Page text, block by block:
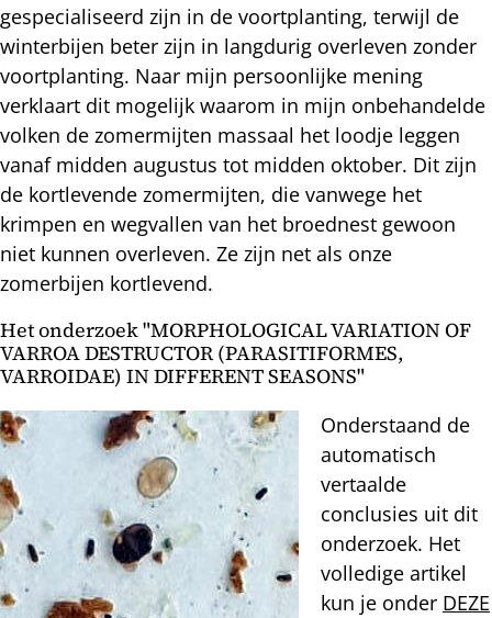
gespecialiseerd zijn in de voortplanting, terwijl de
winterbijen beter zijn in langdurig overleven zonder
voortplanting. Naar mijn persoonlijke mening
verklaart dit mogelijk waarom in mijn onbehandelde
volken de zomermijten massaal het loodje leggen
vanaf midden augustus tot midden oktober. Dit zijn
de kortlevende zomermijten, die vanwege het
krimpen en wegvallen van het broednest gewoon
niet kunnen overleven. Ze zijn net als onze
zomerbijen kortlevend.
Het onderzoek "MORPHOLOGICAL VARIATION OF
VARROA DESTRUCTOR (PARASITIFORMES,
VARROIDAE) IN DIFFERENT SEASONS"
Onderstaand de
automatisch
vertaalde
conclusies uit dit
onderzoek. Het
volledige artikel
kun je onder DEZE